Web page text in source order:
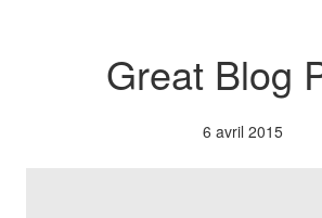
Great Blog
6 avril 2015